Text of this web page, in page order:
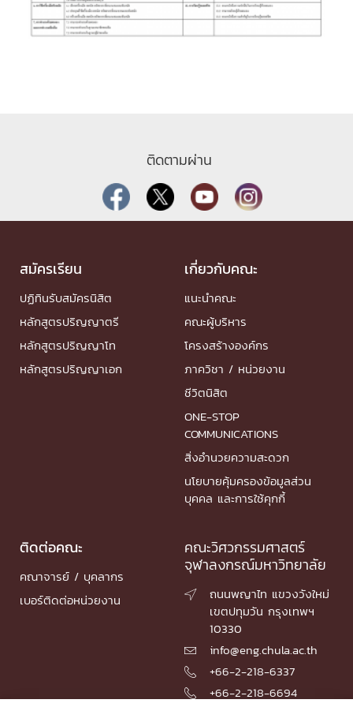
ติดตามผ่าน
สมัครเรียน
ปฏิทินรับสมัครนิสิต
หลักสูตรปริญญาตรี
หลักสูตรปริญญาโท
หลักสูตรปริญญาเอก
เกี่ยวกับคณะ
แนะนำคณะ
คณะผู้บริหาร
โครงสร้างองค์กร
ภาควิชา / หน่วยงาน
ชีวิตนิสิต
ONE-STOP
COMMUNICATIONS
สิ่งอำนวยความสะดวก
นโยบายคุ้มครองข้อมูลส่วน
บุคคล และการใช้คุกกี้
ติดต่อคณะ
คณาจารย์ / บุคลากร
เบอร์ติดต่อหน่วยงาน
คณะวิศวกรรมศาสตร์
จุฬาลงกรณ์มหาวิทยาลัย

ถนนพญาไท แขวงวังใหม่
เขตปทุมวัน กรุงเทพฯ
10330
 info@eng.chula.ac.th
 +66-2-218-6337
 +66-2-218-6694